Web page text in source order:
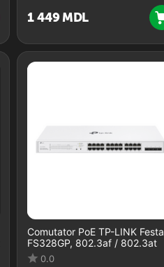
1 449 MDL
Comutator PoE TP-LINK Festa
FS328GP, 802.3af / 802.3at
0.0